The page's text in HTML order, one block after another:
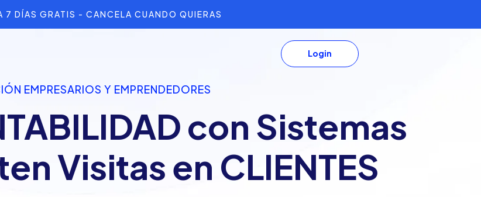
7 DÍAS GRATIS - CANCELA CUANDO QUIERAS
Login
EMPRESARIOS Y EMPRENDEDORES
con Sistemas
Visitas en CLIENTES